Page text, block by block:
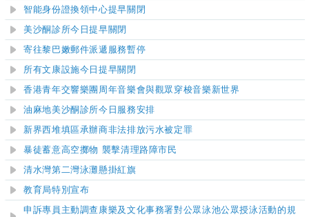
智能身份證換領中心提早關閉
美沙酮診所今日提早關閉
寄往黎巴嫩郵件派遞服務暫停
所有文康設施今日提早關閉
香港青年交響樂團周年音樂會與觀眾穿梭音樂新世界
油麻地美沙酮診所今日服務安排
新界西堆填區承辦商非法排放污水被定罪
暴徒蓄意高空擲物 襲擊清理路障市民
清水灣第二灣泳灘懸掛紅旗
教育局特別宣布
申訴專員主動調查 康樂及文化事務署對公眾泳池公眾授泳活動的規